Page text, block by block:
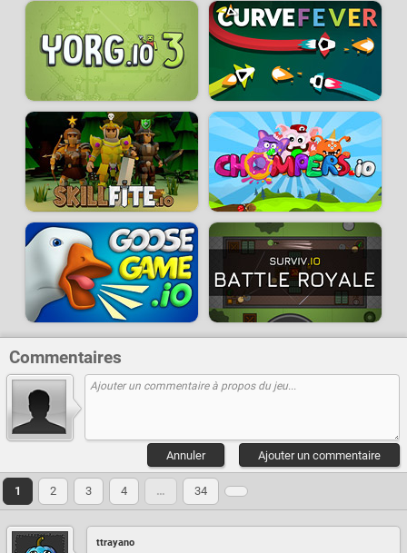
Commentaires
Ajouter un commentaire
Annuler
1 2 3 4 … 34
ttrayano